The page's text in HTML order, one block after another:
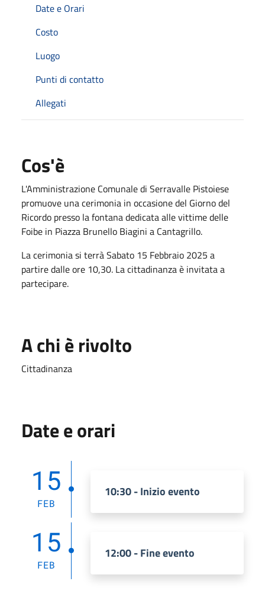
Date e Orari
Costo
Luogo
Punti di contatto
Allegati
Cos'è
L'Amministrazione Comunale di Serravalle Pistoiese
promuove una cerimonia in occasione del Giorno del
Ricordo presso la fontana dedicata alle vittime delle
Foibe in Piazza Brunello Biagini a Cantagrillo.
La cerimonia si terrà Sabato 15 Febbraio 2025 a
partire dalle ore 10,30. La cittadinanza è invitata a
partecipare.
A chi è rivolto
Cittadinanza
Date e orari
15
FEB
10:30 - Inizio evento
15
FEB
12:00 - Fine evento